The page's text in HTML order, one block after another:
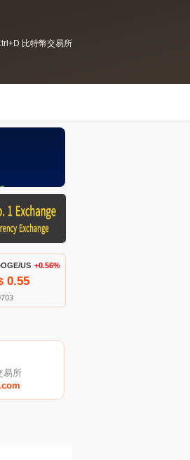
比特幣交易所
US +0.56%
0.55
易所